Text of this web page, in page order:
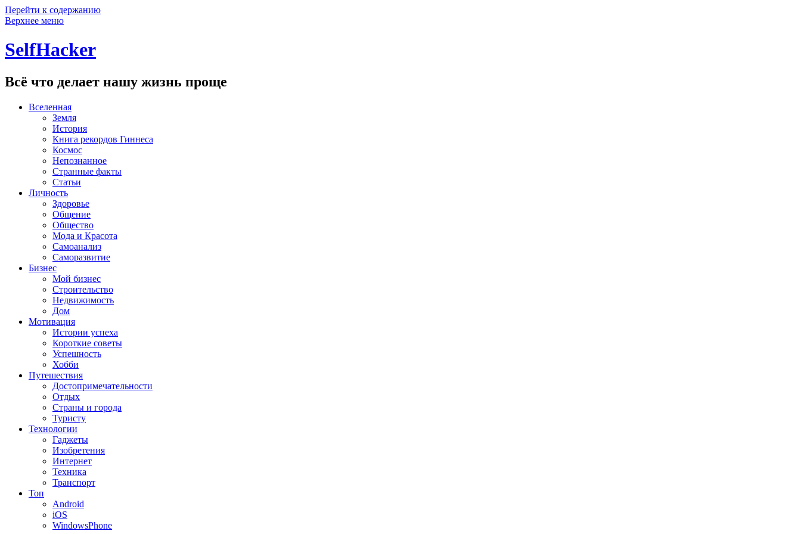
Перейти к содержанию
Верхнее меню
SelfHacker
Всё что делает нашу жизнь проще
Вселенная
Земля
История
Книга рекордов Гиннеса
Космос
Непознанное
Странные факты
Статьи
Личность
Здоровье
Общение
Общество
Мода и Красота
Самоанализ
Саморазвитие
Бизнес
Мой бизнес
Строительство
Недвижимость
Дом
Мотивация
Истории успеха
Короткие советы
Успешность
Хобби
Путешествия
Достопримечательности
Отдых
Страны и города
Туристу
Технологии
Гаджеты
Изобретения
Интернет
Техника
Транспорт
Топ
Android
iOS
WindowsPhone